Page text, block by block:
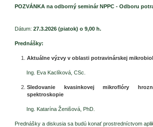
POZVÁNKA na odborný seminár NPPC - Odboru
Dátum: 27.3.2026 (piatok) o 9,00 h.
Prednášky:
Aktuálne výzvy v oblasti potravinárskej
Ing. Eva Kaclíková, CSc.
Sledovanie kvasinkovej mikroflóry
spektroskopie
Ing. Katarína Ženišová, PhD.
Prednášky a diskusia sa budú konať prostredníctvom